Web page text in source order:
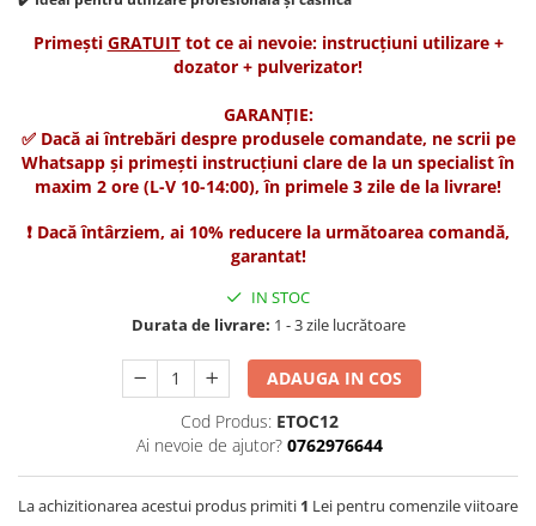
Suplimente și vitamine păsări și
găini
Gel antiinflamator
Primești GRATUITtot ce ai nevoie: instrucțiuni utilizare +
dozator + pulverizator!
GARANȚIE:
✅ Dacă ai întrebări despre produsele comandate, ne scrii pe
Whatsapp și primești instrucțiuni clare de la un specialist în
maxim 2 ore (L-V 10-14:00), în primele 3 zile de la livrare!
❗ Dacă întârziem, ai 10% reducere la următoarea comandă,
garantat!
IN STOC
Durata de livrare: 1 - 3 zile lucrătoare
ADAUGA IN COS
Cod Produs: ETOC12
Ai nevoie de ajutor? 0762976644
La achizitionarea acestui produs primiti 1 Lei pentru comenzile viitoare